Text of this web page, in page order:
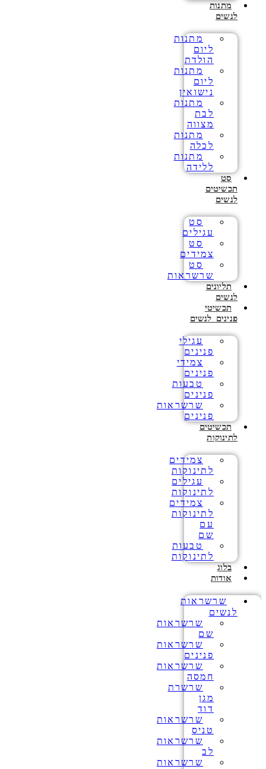
מתנות
לנשים
מתנות
ליום
הולדת
מתנות
ליום
נישואין
מתנות
לבת
מצווה
מתנות
לכלה
מתנות
ללידה
סט
תכשיטים
לנשים
סט
עגילים
סט
צמידים
סט
שרשראות
תליונים
לנשים
תכשיטי
פנינים לנשים
עגילי
פנינים
צמידי
פנינים
טבעות
פנינים
שרשראות
פנינים
תכשיטים
לתינוקות
צמידים
לתינוקות
עגילים
לתינוקות
צמידים
לתינוקות
עם
שם
טבעות
לתינוקות
בלוג
אודות
שרשראות
לנשים
שרשראות
שם
שרשראות
פנינים
שרשראות
חמסה
שרשרת
מגן
דוד
שרשראות
טניס
שרשראות
לב
שרשראות